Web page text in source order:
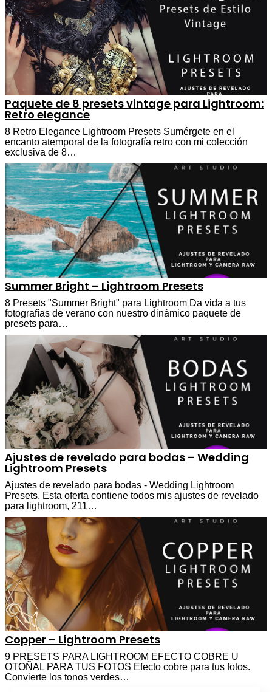
Paquete de 8 presets vintage para Lightroom:
Retro elegance
8 Retro Elegance Lightroom Presets Sumérgete en el
encanto atemporal de la fotografía retro con mi colección
exclusiva de 8…
Summer Bright – Lightroom Presets
8 Presets "Summer Bright" para Lightroom Da vida a tus
fotografías de verano con nuestro dinámico paquete de
presets para…
Ajustes de revelado para bodas – Wedding
Lightroom Presets
Ajustes de revelado para bodas - Wedding Lightroom
Presets. Esta oferta contiene todos mis ajustes de revelado
para lightroom, 211…
Copper – Lightroom Presets
9 PRESETS PARA LIGHTROOM EFECTO COBRE U
OTOÑAL PARA TUS FOTOS Efecto cobre para tus fotos.
Convierte los tonos verdes…